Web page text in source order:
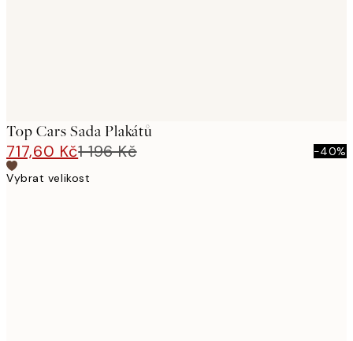
Top Cars Sada Plakátů
717,60 Kč1 196 Kč
-40%
Vybrat velikost